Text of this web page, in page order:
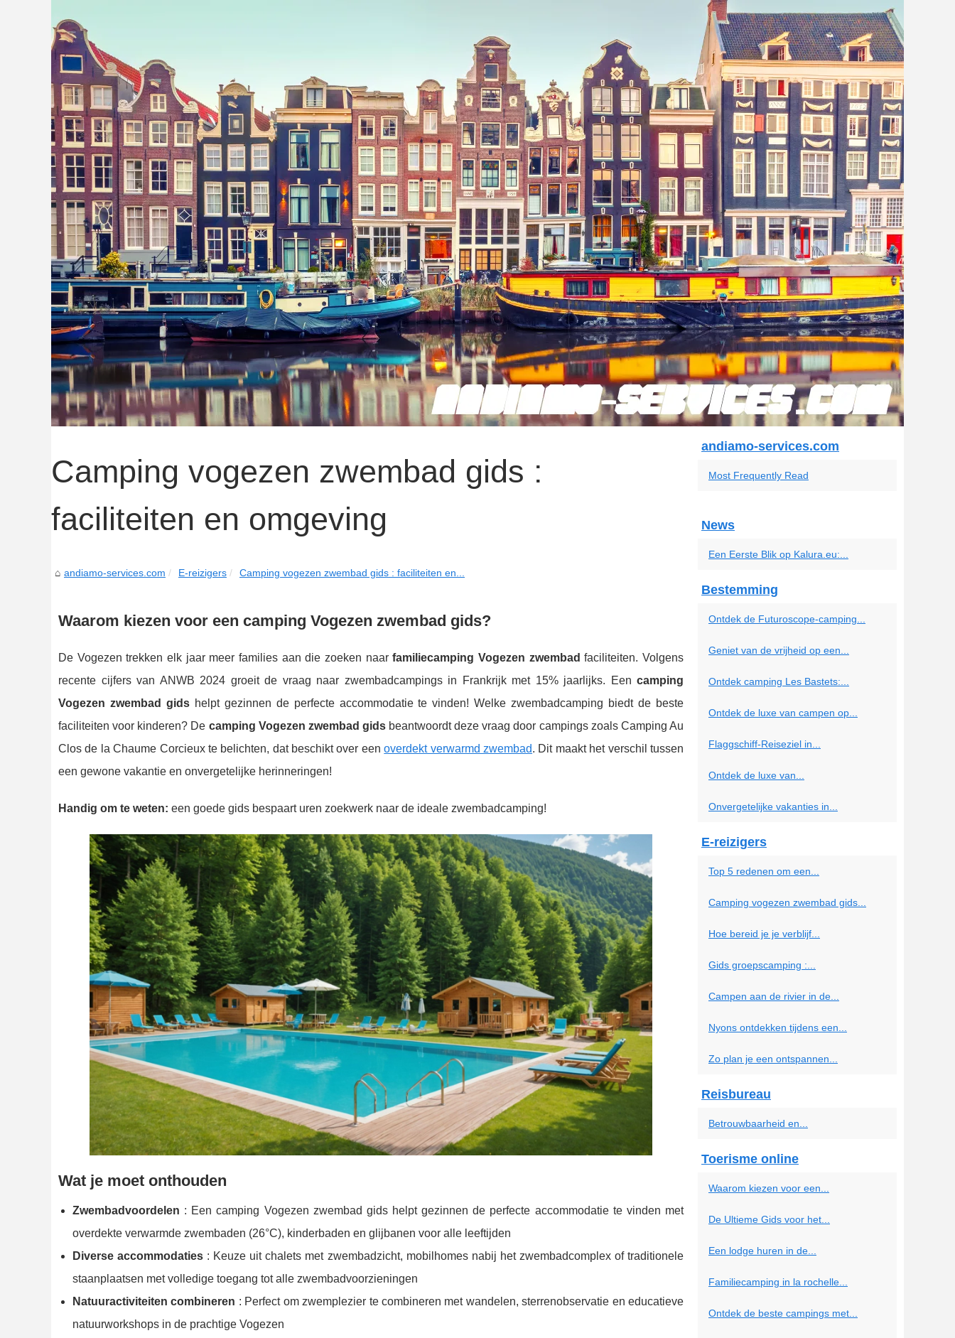
Camping vogezen zwembad gids :
faciliteiten en omgeving
andiamo-services.com E-reizigers Camping vogezen zwembad gids : faciliteiten en...
Waarom kiezen voor een camping Vogezen zwembad gids?
De Vogezen trekken elk jaar meer families aan die zoeken naarfamiliecamping Vogezen zwembad faciliteiten. Volgens
recente cijfers van ANWB 2024 groeit de vraag naar zwembadcampings in Frankrijk met 15% jaarlijks. Een camping
Vogezen zwembad gidshelpt gezinnen de perfecte accommodatie te vinden! Welke zwembadcamping biedt de beste
faciliteiten voor kinderen? De camping Vogezen zwembad gidsbeantwoordt deze vraag door campings zoals Camping Au
Clos de la Chaume Corcieux te belichten, dat beschikt over eenoverdekt verwarmd zwembad. Dit maakt het verschil tussen
een gewone vakantie en onvergetelijke herinneringen!
Handig om te weten: een goede gids bespaart uren zoekwerk naar de ideale zwembadcamping!
Wat je moet onthouden
Zwembadvoordelen : Een camping Vogezen zwembad gids helpt gezinnen de perfecte accommodatie te vinden met
overdekte verwarmde zwembaden (26°C), kinderbaden en glijbanen voor alle leeftijden
Diverse accommodaties : Keuze uit chalets met zwembadzicht, mobilhomes nabij het zwembadcomplex of traditionele
staanplaatsen met volledige toegang tot alle zwembadvoorzieningen
Natuuractiviteiten combineren : Perfect om zwemplezier te combineren met wandelen, sterrenobservatie en educatieve
natuurworkshops in de prachtige Vogezen
andiamo-services.com
Most Frequently Read
News
Een Eerste Blik op Kalura.eu:...
Bestemming
Ontdek de Futuroscope-camping...
Geniet van de vrijheid op een...
Ontdek camping Les Bastets:...
Ontdek de luxe van campen op...
Flaggschiff-Reiseziel in...
Ontdek de luxe van...
Onvergetelijke vakanties in...
E-reizigers
Top 5 redenen om een...
Camping vogezen zwembad gids...
Hoe bereid je je verblijf...
Gids groepscamping :...
Campen aan de rivier in de...
Nyons ontdekken tijdens een...
Zo plan je een ontspannen...
Reisbureau
Betrouwbaarheid en...
Toerisme online
Waarom kiezen voor een...
De Ultieme Gids voor het...
Een lodge huren in de...
Familiecamping in la rochelle...
Ontdek de beste campings met...